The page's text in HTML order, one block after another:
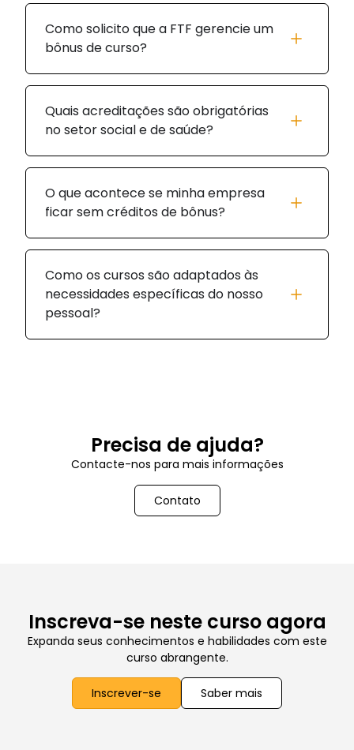
Como solicito que a FTF gerencie um
bônus de curso?
Quais acreditações são obrigatórias
no setor social e de saúde?
O que acontece se minha empresa
ficar sem créditos de bônus?
Como os cursos são adaptados às
necessidades específicas do nosso
pessoal?
Precisa de ajuda?
Contacte-nos para mais informações
Contato
Inscreva-se neste curso agora
Expanda seus conhecimentos e habilidades com este
curso abrangente.
Inscrever-se Saber mais